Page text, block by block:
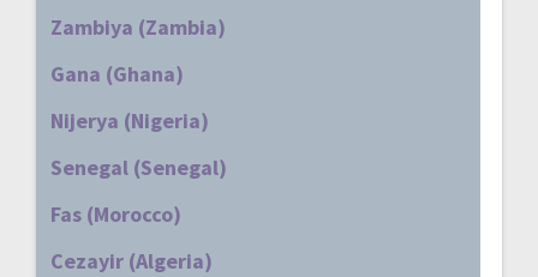
Zambiya (Zambia)
Gana (Ghana)
Nijerya (Nigeria)
Senegal (Senegal)
Fas (Morocco)
Cezayir (Algeria)